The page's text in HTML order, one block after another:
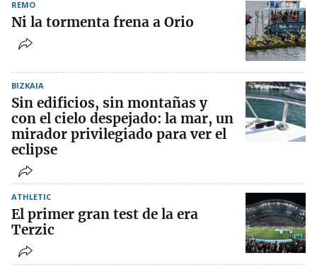
REMO
Ni la tormenta frena a Orio
BIZKAIA
Sin edificios, sin montañas y
con el cielo despejado: la mar, un
mirador privilegiado para ver el
eclipse
ATHLETIC
El primer gran test de la era
Terzic